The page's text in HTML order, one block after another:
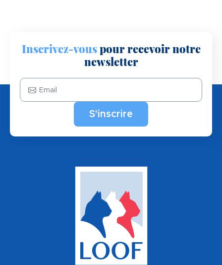
Inscrivez-vouspour recevoir notre
newsletter